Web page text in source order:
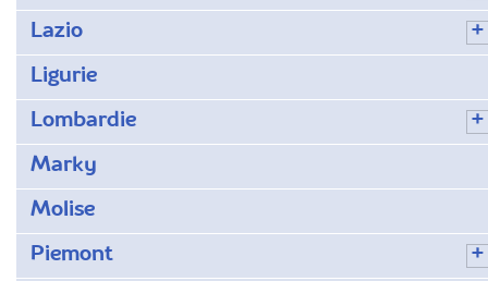
Lazio
Ligurie
Lombardie
Marky
Molise
Piemont